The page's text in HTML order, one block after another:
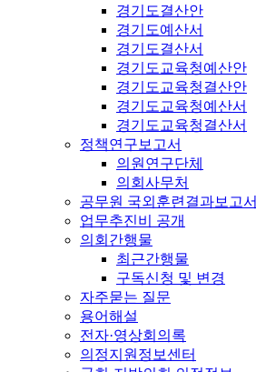
경기도결산안
경기도예산서
경기도결산서
경기도교육청예산안
경기도교육청결산안
경기도교육청예산서
경기도교육청결산서
정책연구보고서
의원연구단체
의회사무처
공무원 국외훈련결과보고서
업무추진비 공개
의회간행물
최근간행물
구독신청 및 변경
자주묻는 질문
용어해설
전자·영상회의록
의정지원정보센터